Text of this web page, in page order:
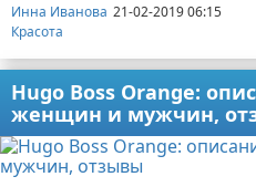
Инна Иванова 21-02-2019 06:15
Красота
Hugo Boss Orange:
женщин и мужчин,